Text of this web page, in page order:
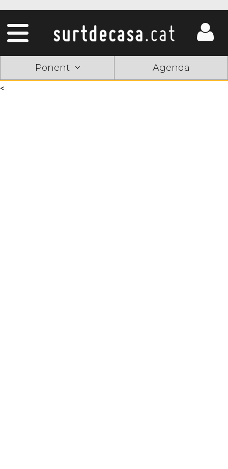
Ponent
Agenda
<